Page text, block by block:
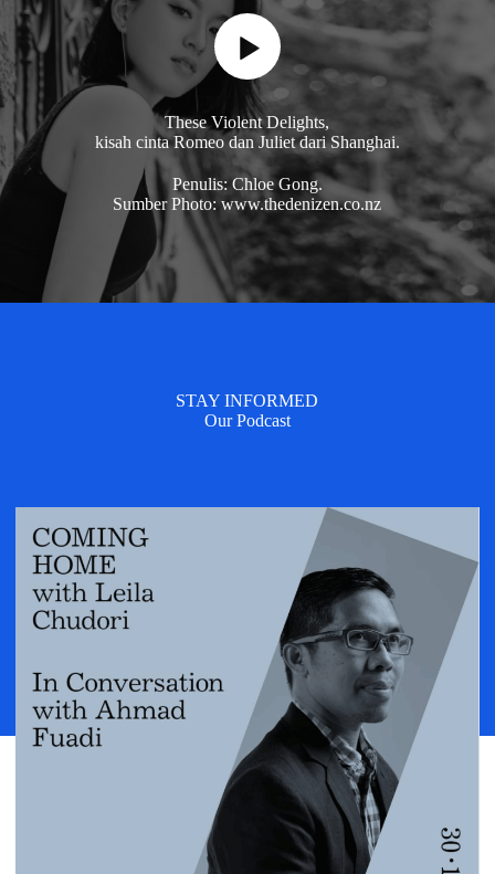
These Violent Delights,
kisah cinta Romeo dan Juliet dari Shanghai.
Penulis: Chloe Gong.
Sumber Photo: www.thedenizen.co.nz
STAY INFORMED
Our Podcast